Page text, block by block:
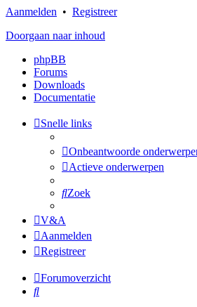
Aanmelden • Registreer
Doorgaan naar inhoud
phpBB
Forums
Downloads
Documentatie
Snelle links
Onbeantwoorde
Actieve onderwerpen
Zoek
V&A
Aanmelden
Registreer
Forumoverzicht
Zoek